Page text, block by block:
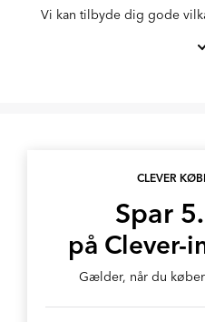
Vi kan tilbyde dig gode
CLEVER
Spar
på Clever-
Gælder, når du